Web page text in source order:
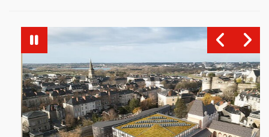
Vue agrandie de l'image
Vue agrandie de l'image